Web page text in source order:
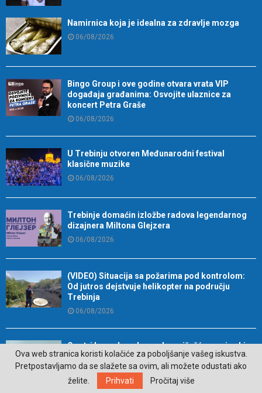
Namirnica koja je idealna za zdravlje mozga
06/08/2026
Bingo Group i ove godine otvara vrata VIP
događaja građanima: Osvojite ulaznice za
koncert Petra Graše
06/08/2026
U Trebinju otvoren Međunarodni festival
klasične muzike
06/08/2026
Trebinje domaćin izložbe radova legendarnog
dizajnera Miltona Glejzera
06/08/2026
(VIDEO) Situacija sa požarima pod kontrolom:
Od jutros dejstvuje helikopter na području
Trebinja
06/08/2026
Ova tri horoskopska znaka najčešće sami sebi
zakomplikuju život
05/08/2026
Ova web stranica koristi kolačiće za poboljšanje vašeg iskustva.
Pretpostavljamo da se slažete sa ovim, ali možete odustati ako
želite.
Prihvati Pročitaj više